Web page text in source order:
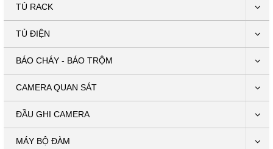
TỦ RACK
TỦ ĐIỆN
BÁO CHÁY - BÁO TRỘM
CAMERA QUAN SÁT
ĐẦU GHI CAMERA
MÁY BỘ ĐÀM